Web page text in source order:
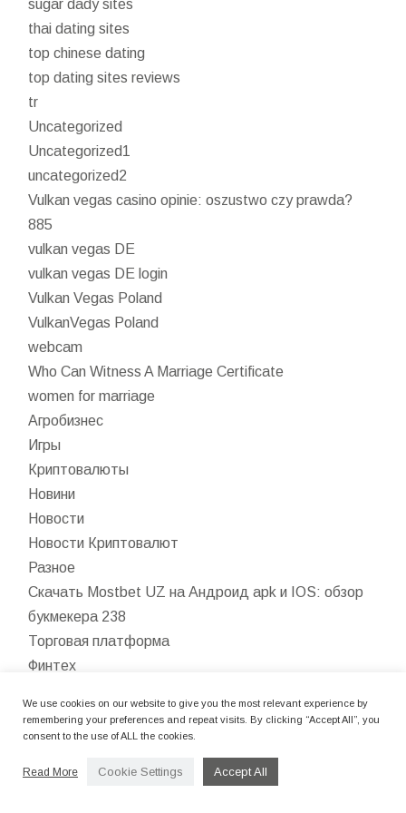
sugar dady sites
thai dating sites
top chinese dating
top dating sites reviews
tr
Uncategorized
Uncategorized1
uncategorized2
Vulkan vegas casino opinie: oszustwo czy prawda?
885
vulkan vegas DE
vulkan vegas DE login
Vulkan Vegas Poland
VulkanVegas Poland
webcam
Who Can Witness A Marriage Certificate
women for marriage
Агробизнес
Игры
Криптовалюты
Новини
Новости
Новости Криптовалют
Разное
Скачать Mostbet UZ на Андроид apk и IOS: обзор
букмекера 238
Торговая платформа
Финтех
Форекс Обучение
Форекс партнерская программа
We use cookies on our website to give you the most relevant experience by
remembering your preferences and repeat visits. By clicking “Accept All”, you
consent to the use of ALL the cookies.
Read More Cookie Settings Accept All